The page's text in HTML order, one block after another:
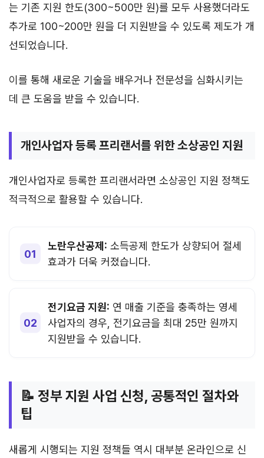
는 기존 지원 한도(300~500만 원)를 모두 사용했더라도
추가로 100~200만 원을 더 지원받을 수 있도록 제도가 개
선되었습니다.
이를 통해 새로운 기술을 배우거나 전문성을 심화시키는
데 큰 도움을 받을 수 있습니다.
개인사업자 등록 프리랜서를 위한 소상공인 지원
개인사업자로 등록한 프리랜서라면 소상공인 지원 정책도
적극적으로 활용할 수 있습니다.
노란우산공제: 소득공제 한도가 상향되어 절세
효과가 더욱 커졌습니다.
전기요금 지원: 연 매출 기준을 충족하는 영세
사업자의 경우, 전기요금을 최대 25만 원까지
지원받을 수 있습니다.
📝 정부 지원 사업 신청, 공통적인 절차와
팁
새롭게 시행되는 지원 정책들 역시 대부분 온라인으로 신